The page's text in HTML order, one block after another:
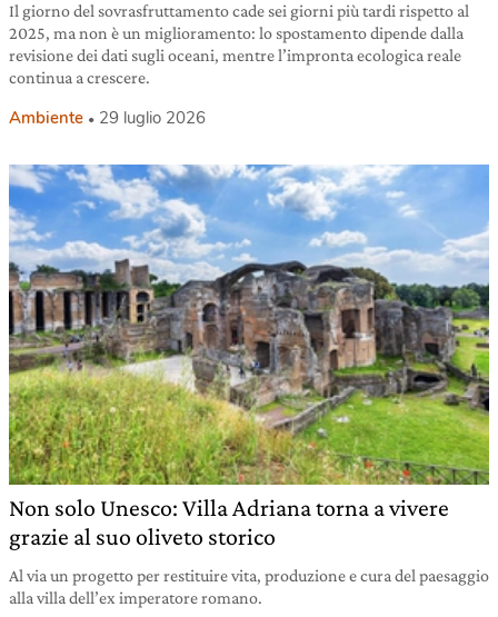
Il giorno del sovrasfruttamento cade sei giorni più tardi rispetto al
2025, ma non è un miglioramento: lo spostamento dipende dalla
revisione dei dati sugli oceani, mentre l’impronta ecologica reale
continua a crescere.
Ambiente 29 luglio 2026
Non solo Unesco: Villa Adriana torna a vivere
grazie al suo oliveto storico
Al via un progetto per restituire vita, produzione e cura del paesaggio
alla villa dell’ex imperatore romano.